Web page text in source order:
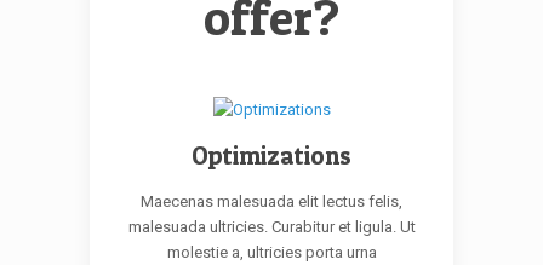
offer?
Optimizations
Maecenas malesuada elit lectus felis,
malesuada ultricies. Curabitur et ligula. Ut
molestie a, ultricies porta urna